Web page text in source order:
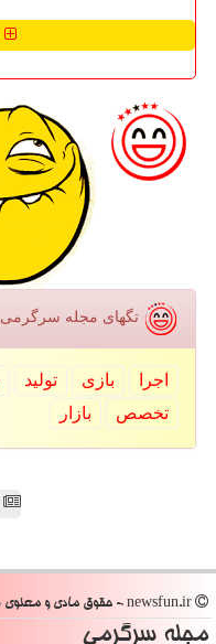
تگهای مجله سرگرمی
اجرا بازی تولید
تخصص
بازار
مجله سرگرمی